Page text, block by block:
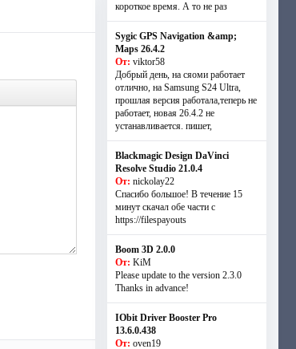
короткое время. А то не раз
Sygic GPS Navigation &amp;
Maps 26.4.2
От: viktor58
Добрый день, на сяоми работает
отлично, на Samsung S24 Ultra,
прошлая версия работала,теперь не
работает, новая 26.4.2 не
устанавливается. пишет,
Blackmagic Design DaVinci
Resolve Studio 21.0.4
От: nickolay22
Спасибо большое! В течение 15
минут скачал обе части с
https://filespayouts
Boom 3D 2.0.0
От: KiM
Please update to the version 2.3.0
Thanks in advance!
IObit Driver Booster Pro
13.6.0.438
От: oven19